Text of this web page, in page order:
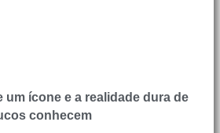
um ícone e a realidade dura de
conhecem